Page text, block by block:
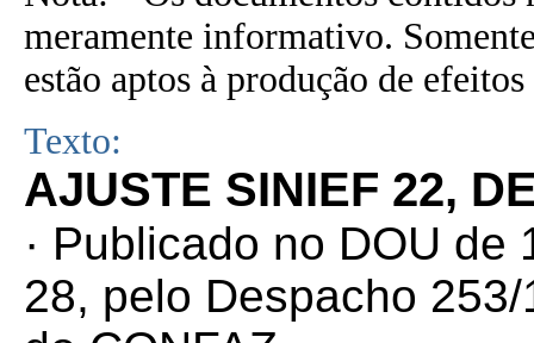
meramente informativo.
estão aptos à produção de
Texto:
AJUSTE SINIEF 22,
· Publicado no DOU de
28, pelo Despacho